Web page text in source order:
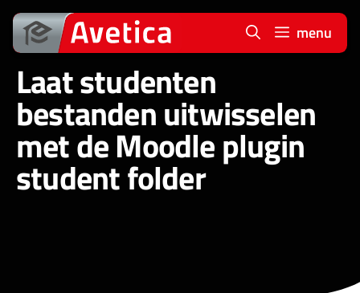
Ga
naar
de
inhoud
menu
Laat studenten
bestanden uitwisselen
met de Moodle plugin
student folder